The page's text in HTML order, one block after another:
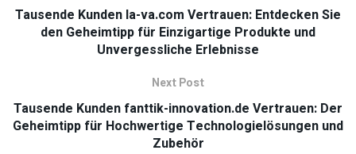
Tausende Kunden la-va.com Vertrauen: Entdecken Sie
den Geheimtipp für Einzigartige Produkte und
Unvergessliche Erlebnisse
Next Post
Tausende Kunden fanttik-innovation.de Vertrauen: Der
Geheimtipp für Hochwertige Technologielösungen und
Zubehör